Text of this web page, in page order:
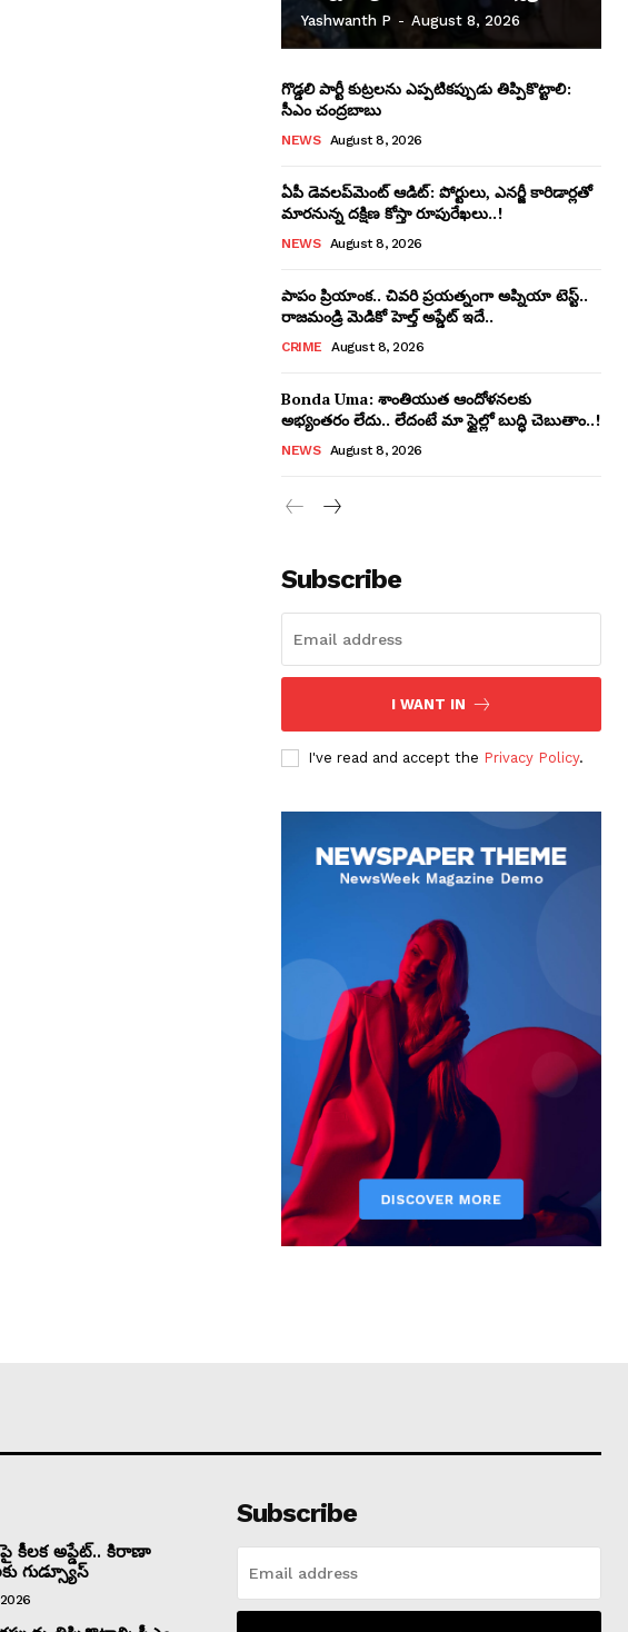
Yashwanth P - August 8, 2026
గొడ్డలి పార్టీ కుట్రలను ఎప్పటికప్పుడు తిప్పికొట్టాలి:
సీఎం చంద్రబాబు
NEWS August 8, 2026
ఏపీ డెవలప్‌మెంట్ ఆడిట్: పోర్టులు, ఎనర్జీ కారిడార్లతో
మారనున్న దక్షిణ కోస్తా రూపురేఖలు..!
NEWS August 8, 2026
పాపం ప్రియాంక.. చివరి ప్రయత్నంగా అప్నియా టెస్ట్..
రాజమండ్రి మెడికో హెల్త్ అప్డేట్ ఇదే..
CRIME August 8, 2026
Bonda Uma: శాంతియుత ఆందోళనలకు
అభ్యంతరం లేదు.. లేదంటే మా స్టైల్లో బుద్ధి చెబుతాం..!
NEWS August 8, 2026
Subscribe
I WANT IN
I've read and accept the Privacy Policy.
కీలక అప్డేట్.. కిరాణా
గుడ్స్యూస్
Subscribe